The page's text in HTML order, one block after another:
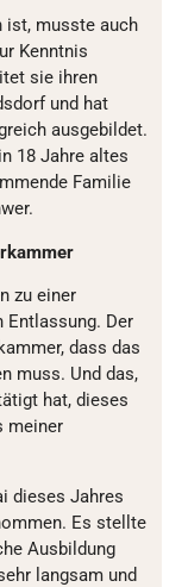
ist, musste auch
Kenntnis
sie ihren
und hat
ausgebildet.
18 Jahre altes
Familie
zu einer
Entlassung. Der
dass das
muss. Und das,
hat, dieses
meiner
dieses Jahres
Es stellte
Ausbildung
langsam und